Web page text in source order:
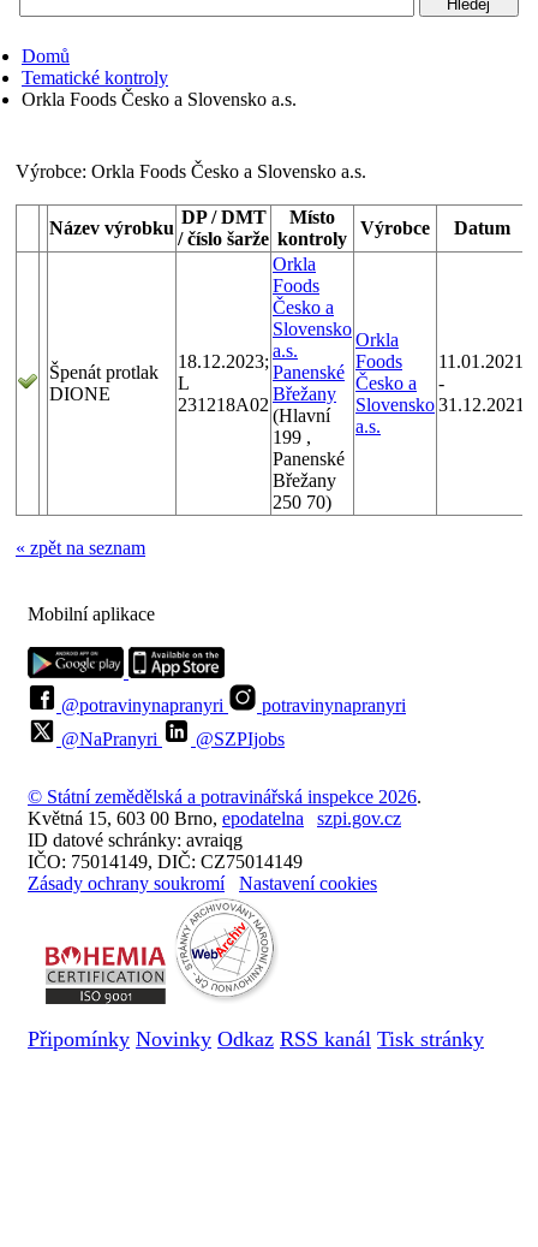
potravinářská
inspekce
Domů
Tematické kontroly
Orkla Foods Česko a Slovensko a.s.
Výrobce: Orkla Foods Česko a Slovensko a.s.
Název výrobku
DP / DMT
/ číslo šarže
Místo
kontroly
Výrobce Datum
Špenát protlak
DIONE
18.12.2023;
L
231218A02
Orkla
Foods
Česko a
Slovensko
a.s.
Panenské
Břežany
(Hlavní
199 ,
Panenské
Břežany
250 70)
Orkla
Foods
Česko a
Slovensko
a.s.
11.01.2021
-
31.12.2021
« zpět na seznam
Mobilní aplikace
@potravinynapranyri
potravinynapranyri
@NaPranyri
@SZPIjobs
© Státní zemědělská a potravinářská inspekce 2026.
Květná 15, 603 00 Brno, epodatelna
szpi.gov.cz
ID datové schránky: avraiqg
IČO: 75014149, DIČ: CZ75014149
Zásady ochrany soukromí
Nastavení cookies
Připomínky Novinky Odkaz RSS kanál Tisk stránky